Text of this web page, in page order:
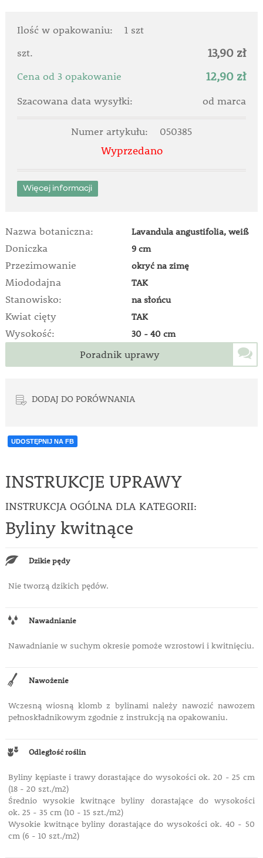
Ilość w opakowaniu:
1 szt
szt.
13,90 zł
Cena od 3 opakowanie 12,90 zł
Szacowana data wysyłki: od marca
Numer artykułu: 050385
Wyprzedano
Więcej informacji
Nazwa botaniczna: Lavandula angustifolia, weiß
Doniczka 9 cm
Przezimowanie okryć na zimę
Miododajna TAK
Stanowisko: na słońcu
Kwiat cięty TAK
Wysokość: 30 - 40 cm
Poradnik uprawy
DODAJ DO PORÓWNANIA
UDOSTĘPNIJ NA FB
INSTRUKCJE UPRAWY
INSTRUKCJA OGÓLNA DLA KATEGORII:
Byliny kwitnące
Dzikie pędy
Nie tworzą dzikich pędów.
Nawadnianie
Nawadnianie w suchym okresie pomoże wzrostowi i kwitnięciu.
Nawożenie
Wczesną wiosną klomb z bylinami należy nawozić nawozem
pełnoskładnikowym zgodnie z instrukcją na opakowaniu.
Odległość roślin
Byliny kępiaste i trawy dorastające do wysokości ok. 20 - 25 cm
(18 - 20 szt./m2)
Średnio wysokie kwitnące byliny dorastające do wysokości
ok. 25 - 35 cm (10 - 15 szt./m2)
Wysokie kwitnące byliny dorastające do wysokości ok. 40 - 50
cm (6 - 10 szt./m2)